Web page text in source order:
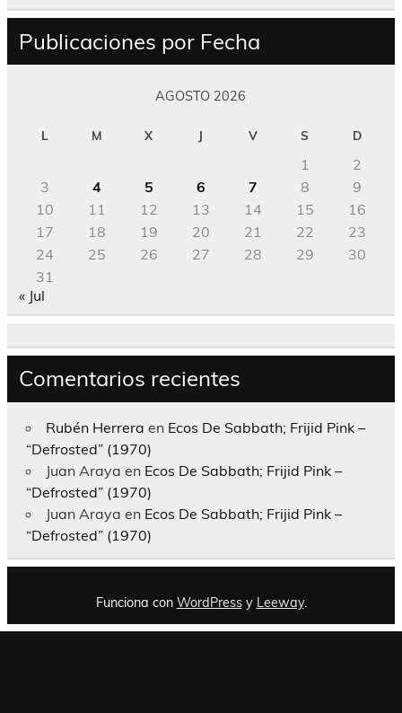
Publicaciones por Fecha
AGOSTO 2026
L M X J V S D
1
2
3
4 5 6 7 8
9
10
11 12 13 14 15
16
17
18 19 20 21 22
23
24
25 26 27 28 29
30
31
« Jul
Comentarios recientes
Rubén Herrera en Ecos De Sabbath; Frijid Pink –
“Defrosted” (1970)
Juan Araya en Ecos De Sabbath; Frijid Pink –
“Defrosted” (1970)
Juan Araya en Ecos De Sabbath; Frijid Pink –
“Defrosted” (1970)
Funciona con WordPressy Leeway.